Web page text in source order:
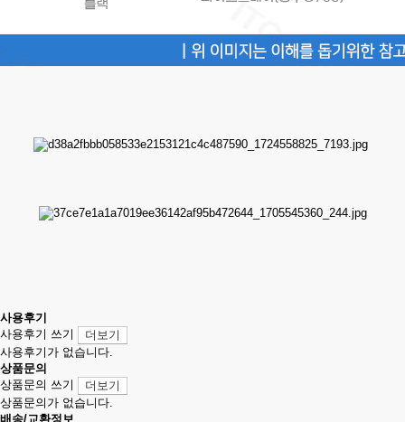
사용후기
사용후기 쓰기
더보기
사용후기가 없습니다.
상품문의
상품문의 쓰기
더보기
상품문의가 없습니다.
배송/교환정보